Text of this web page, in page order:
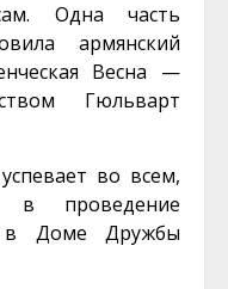
Одна часть
армянский
Весна —
Гюльварт
во всем,
в проведение
в Доме Дружбы